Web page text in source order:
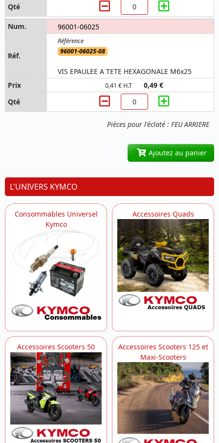
Pièces pour l'éclaté : FEU ARRIERE
96001-06025
96001-06025-08
VIS EPAULEE A TETE HEXAGONALE M6x25
0,41 € H.T 0,49 €
Ajoutez au panier
L'UNIVERS KYMCO
Consommables Universel
Kymco
Accessoires Quads
Accessoires Scooters 50
Accessoires Scooters 125 et
Maxi-Scooters